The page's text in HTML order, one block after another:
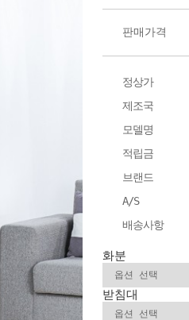
서양란
판매가격
정상가
제조국
모델명
적립금
브랜드
A/S
배송사항
화분
받침대